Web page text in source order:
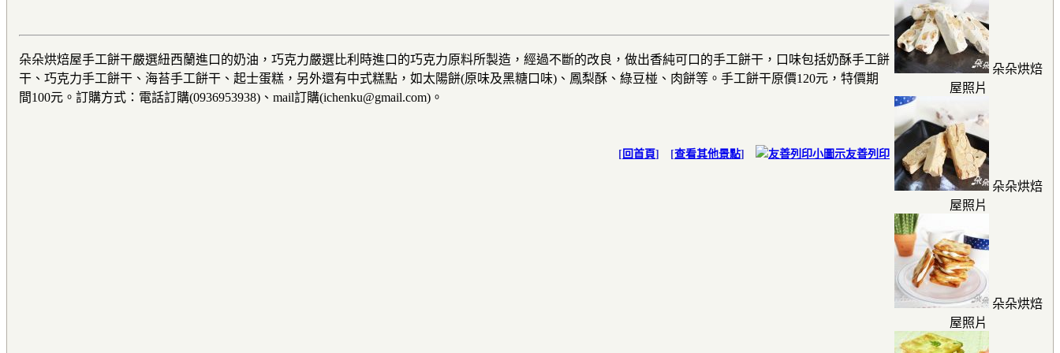
朵朵烘焙
屋照片
朵朵烘焙
屋照片
朵朵烘焙
屋照片
朵朵烘焙屋手工餅干嚴選紐西蘭進口的奶油，巧克力嚴選比利時進口的巧克力原料所製造，經過不斷的改良，做出香純可口的手工餅干，口味包括奶酥手工餅
干、巧克力手工餅干、海苔手工餅干、起士蛋糕，另外還有中式糕點，如太陽餅(原味及黑糖口味)、鳳梨酥、綠豆椪、肉餅等。手工餅干原價120元，特價期
間100元。訂購方式：電話訂購(0936953938)、mail訂購(ichenku@gmail.com)。
[ 回首頁] [查看其他景點] 友善列印